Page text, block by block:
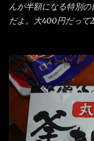
んが半額になる特別
だよ。大400円だって
でる～ でもコレっ
初と最後では麺の固
らないじゃん！ 茹で
う。 事前にググって
文方法としてあるら
者も居るらしい云う